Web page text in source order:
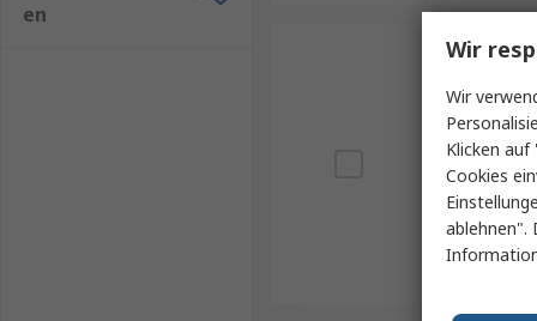
en
Wir
Wir
Klicken
Cookies
ablehnen".